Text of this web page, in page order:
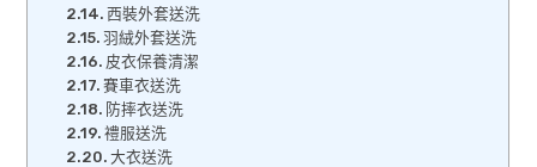
西裝外套送洗
羽絨外套送洗
皮衣保養清潔
賽車衣送洗
防摔衣送洗
禮服送洗
大衣送洗